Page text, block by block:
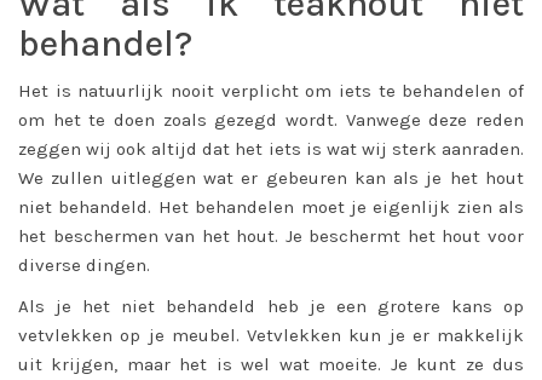
behandel?
Het is natuurlijk nooit verplicht om iets te behandelen of
om het te doen zoals gezegd wordt. Vanwege deze reden
zeggen wij ook altijd dat het iets is wat wij sterk aanraden.
We zullen uitleggen wat er gebeuren kan als je het hout
niet behandeld. Het behandelen moet je eigenlijk zien als
het beschermen van het hout. Je beschermt het hout voor
diverse dingen.
Als je het niet behandeld heb je een grotere kans op
vetvlekken op je meubel. Vetvlekken kun je er makkelijk
uit krijgen, maar het is wel wat moeite. Je kunt ze dus